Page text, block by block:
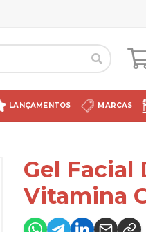
LANÇAMENTOS MARCAS
Gel Facial
Vitamina